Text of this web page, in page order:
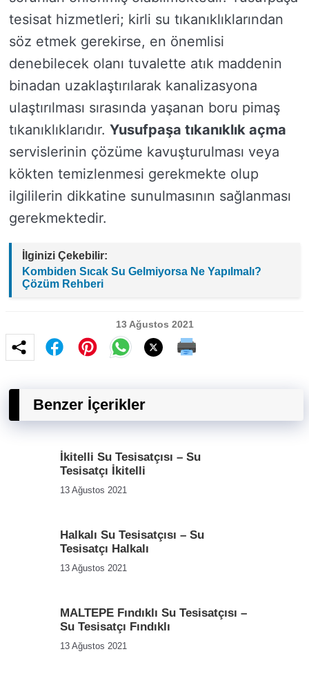
tesisat hizmetleri; kirli su tıkanıklıklarından
söz etmek gerekirse, en önemlisi
denebilecek olanı tuvalette atık maddenin
binadan uzaklaştırılarak kanalizasyona
ulaştırılması sırasında yaşanan boru pimaş
tıkanıklıklarıdır. Yusufpaşa tıkanıklık açma
servislerinin çözüme kavuşturulması veya
kökten temizlenmesi gerekmekte olup
ilgililerin dikkatine sunulmasının sağlanması
gerekmektedir.
İlginizi Çekebilir:
Kombiden Sıcak Su Gelmiyorsa Ne Yapılmalı?
Çözüm Rehberi
13 Ağustos 2021
Benzer İçerikler
İkitelli Su Tesisatçısı – Su
Tesisatçı İkitelli
13 Ağustos 2021
Halkalı Su Tesisatçısı – Su
Tesisatçı Halkalı
13 Ağustos 2021
MALTEPE Fındıklı Su Tesisatçısı –
Su Tesisatçı Fındıklı
13 Ağustos 2021